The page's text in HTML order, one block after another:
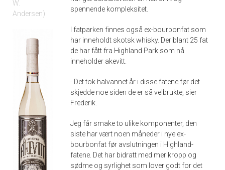
W.
Andersen
spennende kompleksitet.
I fatparken finnes også ex-bourbonfat som
har inneholdt skotsk whisky. Deriblant 25 fat
de har fått fra Highland Park som nå
inneholder akevitt.
- Det tok halvannet år i disse fatene før det
skjedde noe siden de er så velbrukte, sier
Frederik.
Jeg får smake to ulike komponenter, den
siste har vært noen måneder i nye ex-
bourbonfat før avslutningen i Highland-
fatene. Det har bidratt med mer kropp og
sødme og syrlighet som lover godt for det